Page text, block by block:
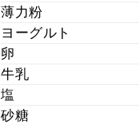
薄力粉
ヨーグルト
卵
牛乳
塩
砂糖